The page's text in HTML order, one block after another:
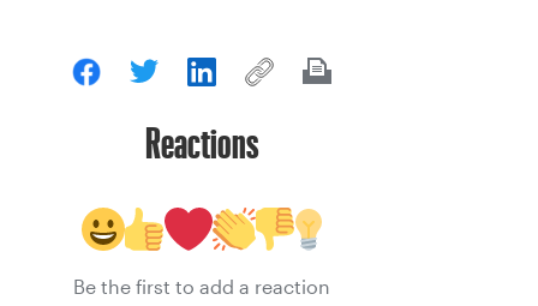
Reactions
Be the first to add a reaction